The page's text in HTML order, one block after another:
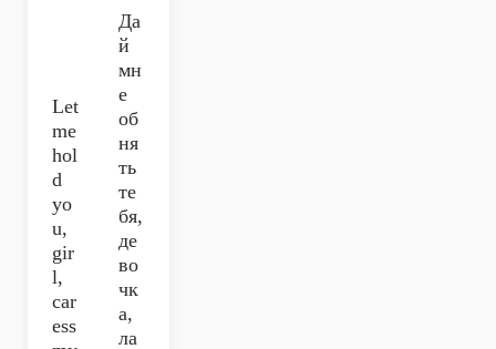
Let
me
hol
d
yo
u,
gir
l,
car
ess
Да
й
мн
е
об
ня
ть
те
бя,
де
во
чк
а,
ла